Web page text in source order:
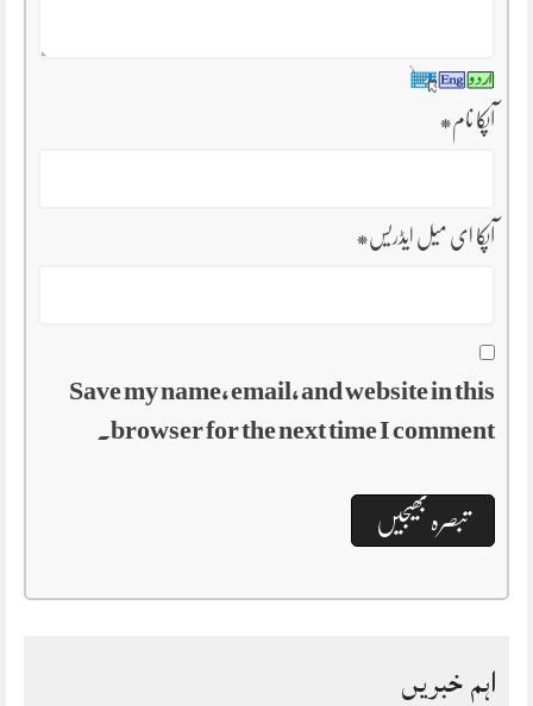
آپکا نام*
آپکا ای میل ایڈریس*
Save my name, email, and website in this
browser for the next time I comment.
اہم خبریں